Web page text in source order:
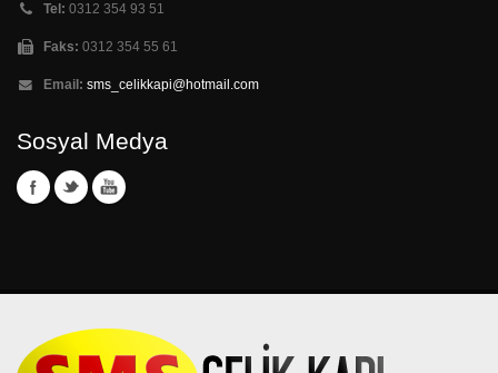
Tel: 0312 354 93 51
Faks: 0312 354 55 61
Email: sms_celikkapi@hotmail.com
Sosyal Medya